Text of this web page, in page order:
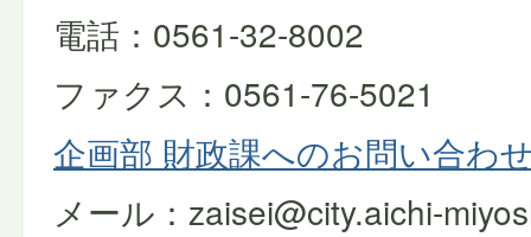
電話：0561-32-8002
ファクス：0561-76-5021
企画部 財政課へのお問い合わ
メール：zaisei@city.aichi-